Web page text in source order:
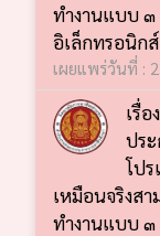
ทำงานแบบ ๓
อิเล็กทรอนิก
เผยแพร่วันที่ :
เรื่
ปร
โป
เหมือนจริงส
ทำงานแบบ ๓